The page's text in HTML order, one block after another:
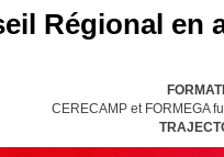
Régional en
CERECAMP et FORMEGA